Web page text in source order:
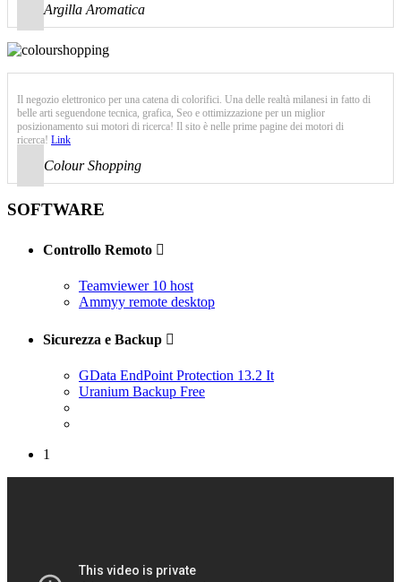
Argilla Aromatica
Il negozio elettronico per una catena di colorifici. Una delle realtà milanesi in fatto di
belle arti seguendone tecnica, grafica, Seo e ottimizzazione per un miglior
posizionamento sui motori di ricerca! Il sito è nelle prime pagine dei motori di
ricerca! Link
Colour Shopping
SOFTWARE
Controllo Remoto 
Teamviewer 10 host
Ammyy remote desktop
Sicurezza e Backup 
GData EndPoint Protection 13.2 It
Uranium Backup Free
1